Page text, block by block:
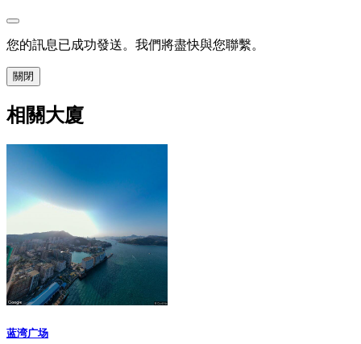
您的訊息已成功發送。我們將盡快與您聯繫。
關閉
相關大廈
蓝湾广场